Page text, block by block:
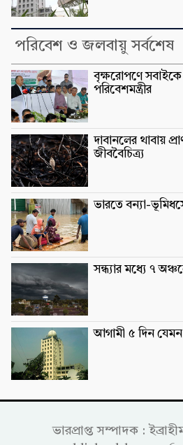
পরিবেশ ও জলবায়ু সর্বশেষ
বৃক্ষরোপণে
পরিবেশমন্ত্রীর
দাবানলের থাবায়
জীববৈচিত্র্য
ভারতে বন্যা-
সন্ধ্যার মধ্যে ৭
আগামী ৫ দিন
ভারপ্রাপ্ত সম্পাদক :